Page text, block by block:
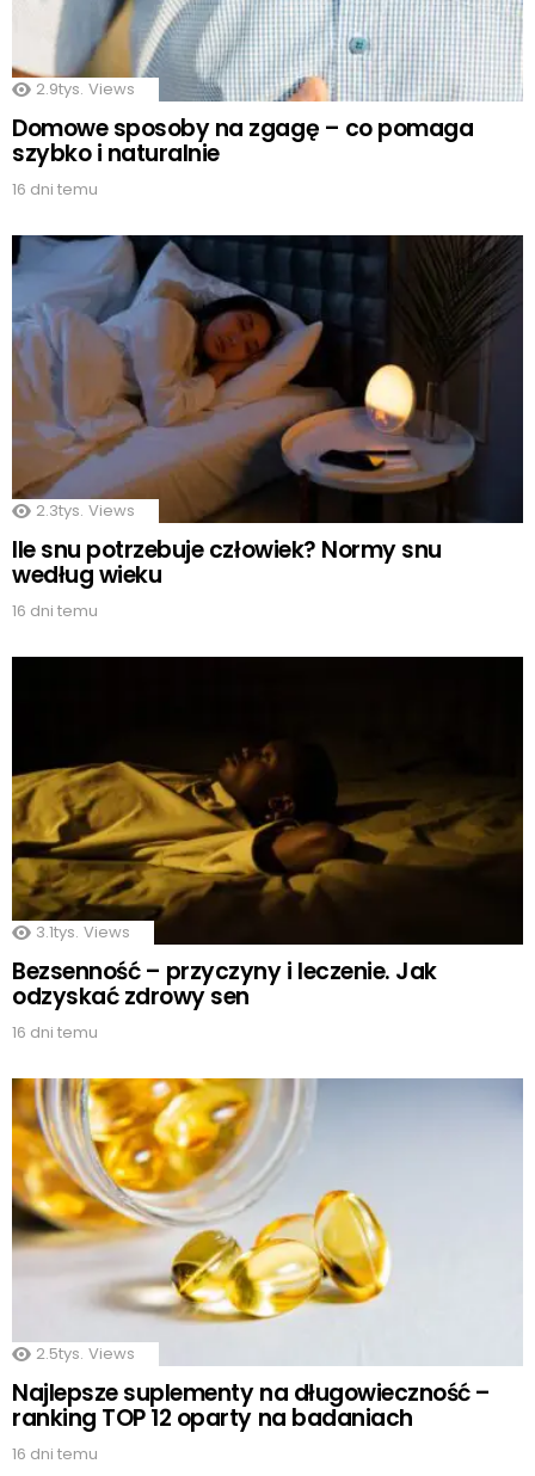
2.9tys. Views
Domowe sposoby na zgagę – co pomaga
szybko i naturalnie
16 dni temu
2.3tys. Views
Ile snu potrzebuje człowiek? Normy snu
według wieku
16 dni temu
3.1tys. Views
Bezsenność – przyczyny i leczenie. Jak
odzyskać zdrowy sen
16 dni temu
2.5tys. Views
Najlepsze suplementy na długowieczność –
ranking TOP 12 oparty na badaniach
16 dni temu